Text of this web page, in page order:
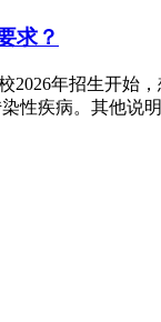
求？
2026年招生开始
性疾病。其他说